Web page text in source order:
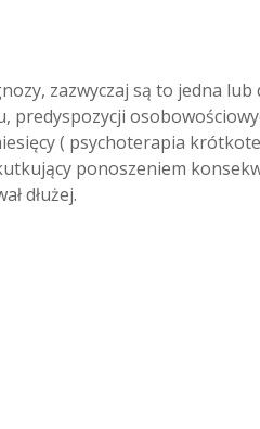
zazwyczaj są to jedna lub
predyspozycji
( psychoterapia
ponoszeniem
dłużej.